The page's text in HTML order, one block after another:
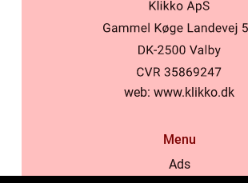
web: www.klikko.dk
Menu
Ads